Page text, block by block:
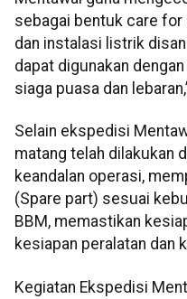
sebagai bentuk care
dan instalasi listrik
dapat digunakan
siaga puasa dan
Selain ekspedisi
matang telah dilakukan
keandalan operasi,
(Spare part) sesuai
BBM, memastikan
kesiapan peralatan dan
Kegiatan Ekspedisi